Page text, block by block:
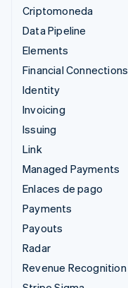
Criptomoneda
Data Pipeline
Elements
Financial Connections
Identity
Invoicing
Issuing
Link
Managed Payments
Enlaces de pago
Payments
Payouts
Radar
Revenue Recognition